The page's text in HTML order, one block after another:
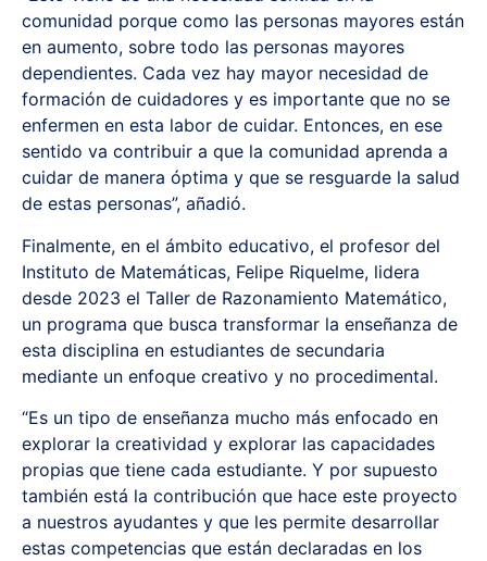
comunidad porque como las personas mayores están
en aumento, sobre todo las personas mayores
dependientes. Cada vez hay mayor necesidad de
formación de cuidadores y es importante que no se
enfermen en esta labor de cuidar. Entonces, en ese
sentido va contribuir a que la comunidad aprenda a
cuidar de manera óptima y que se resguarde la salud
de estas personas”, añadió.
Finalmente, en el ámbito educativo, el profesor del
Instituto de Matemáticas, Felipe Riquelme, lidera
desde 2023 el Taller de Razonamiento Matemático,
un programa que busca transformar la enseñanza de
esta disciplina en estudiantes de secundaria
mediante un enfoque creativo y no procedimental.
“Es un tipo de enseñanza mucho más enfocado en
explorar la creatividad y explorar las capacidades
propias que tiene cada estudiante. Y por supuesto
también está la contribución que hace este proyecto
a nuestros ayudantes y que les permite desarrollar
estas competencias que están declaradas en los